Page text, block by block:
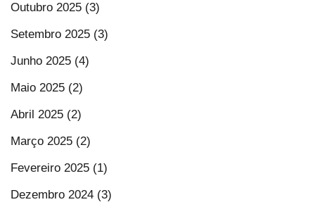
Outubro 2025 (3)
Setembro 2025 (3)
Junho 2025 (4)
Maio 2025 (2)
Abril 2025 (2)
Março 2025 (2)
Fevereiro 2025 (1)
Dezembro 2024 (3)